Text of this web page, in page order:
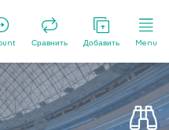
Сравнить Добавить Menu